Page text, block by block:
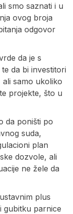
smo saznati i u
ovog broja
odgovor
da je s
da bi investitori
samo ukoliko
projekte, što u
da poništi po
suda,
plan
dozvole, ali
ne žele da
plus
gubitku parnice